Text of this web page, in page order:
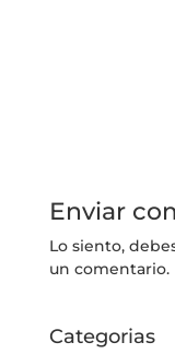
Enviar
Lo siento,
un comentario.
Categorias